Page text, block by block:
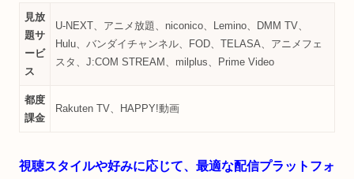
見放
題サ
ービ
ス
U-NEXT、アニメ放題、niconico、Lemino、DMM TV、
Hulu、バンダイチャンネル、FOD、TELASA、アニメフェ
スタ、J:COM STREAM、milplus、Prime Video
都度
課金
Rakuten TV、HAPPY!動画
視聴スタイルや好みに応じて、最適な配信プラットフォ